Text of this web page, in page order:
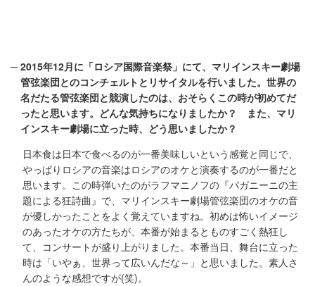
2015年12月に「ロシア国際音楽祭」にて、マリインスキー劇場
管弦楽団とのコンチェルトとリサイタルを行いました。世界の
名だたる管弦楽団と競演したのは、おそらくこの時が初めてだ
ったと思います。どんな気持ちになりましたか？ また、マリ
インスキー劇場に立った時、どう思いましたか？
日本食は日本で食べるのが一番美味しいという感覚と同じで、
やっぱりロシアの音楽はロシアのオケと演奏するのが一番だと
思います。この時弾いたのがラフマニノフの『パガニーニの主
題による狂詩曲』で、マリインスキー劇場管弦楽団のオケの音
が優しかったことをよく覚えていますね。初めは怖いイメージ
のあったオケの方たちが、本番が始まるとものすごく熱狂し
て、コンサートが盛り上がりました。本番当日、舞台に立った
時は「いやぁ、世界って広いんだな～」と思いました。素人さ
んのような感想ですが(笑)。